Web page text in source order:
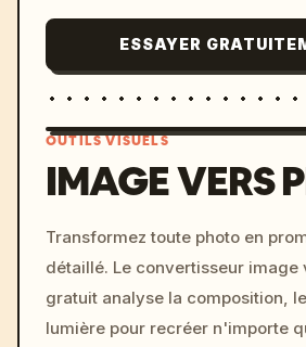
ESSAYER
c,
OUTILS VISUELS
IMAGE VERS
Transformez toute photo en
détaillé. Le convertisseur image
gratuit analyse la composition,
lumière pour recréer n'importe